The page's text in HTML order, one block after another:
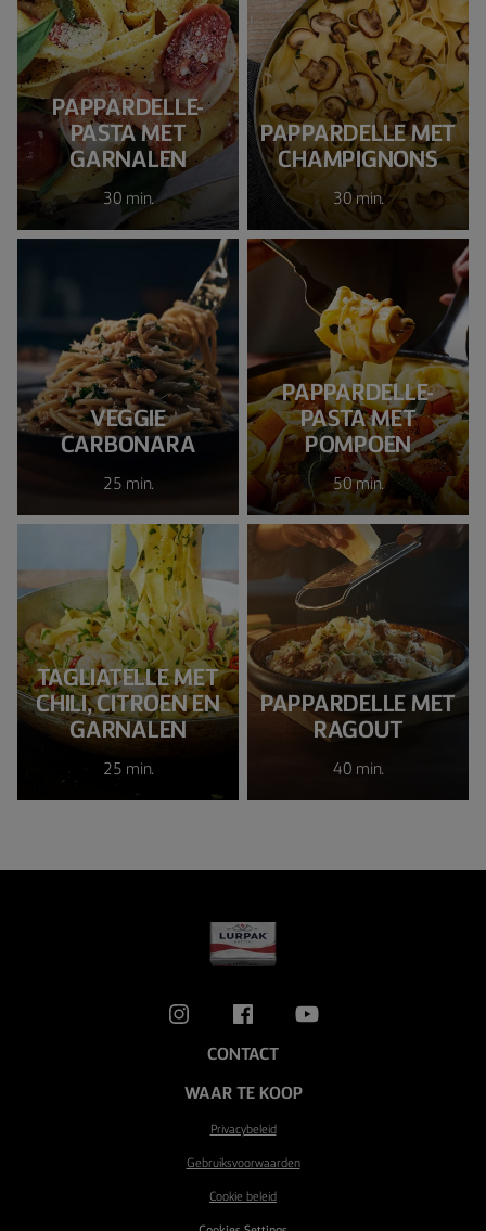
PAPPARDELLE-
PASTA MET
GARNALEN
30 min.
PAPPARDELLE MET
CHAMPIGNONS
30 min.
VEGGIE
CARBONARA
25 min.
PAPPARDELLE-
PASTA MET
POMPOEN
50 min.
TAGLIATELLE MET
CHILI, CITROEN EN
GARNALEN
25 min.
PAPPARDELLE MET
RAGOUT
40 min.
CONTACT
WAAR TE KOOP
Privacybeleid
Gebruiksvoorwaarden
Cookie beleid